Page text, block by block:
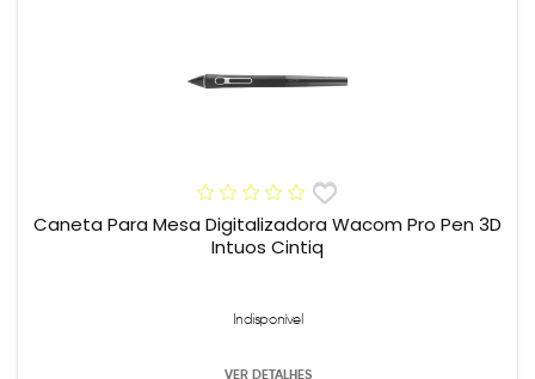
Caneta Para Mesa Digitalizadora Wacom Pro Pen 3D
Intuos Cintiq
Indisponível
VER DETALHES